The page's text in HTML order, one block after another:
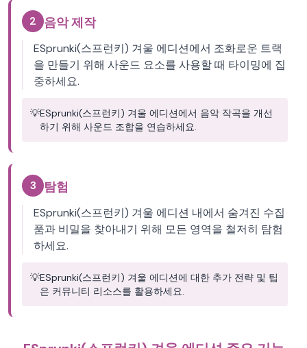
2 음악 제작
ESprunki(스프런키) 겨울 에디션에서 조화로운 트랙
을 만들기 위해 사운드 요소를 사용할 때 타이밍에 집
중하세요.
💡ESprunki(스프런키) 겨울 에디션에서 음악 작곡을 개선
하기 위해 사운드 조합을 연습하세요.
3 탐험
ESprunki(스프런키) 겨울 에디션 내에서 숨겨진 수집
품과 비밀을 찾아내기 위해 모든 영역을 철저히 탐험
하세요.
💡ESprunki(스프런키) 겨울 에디션에 대한 추가 전략 및 팁
은 커뮤니티 리소스를 활용하세요.